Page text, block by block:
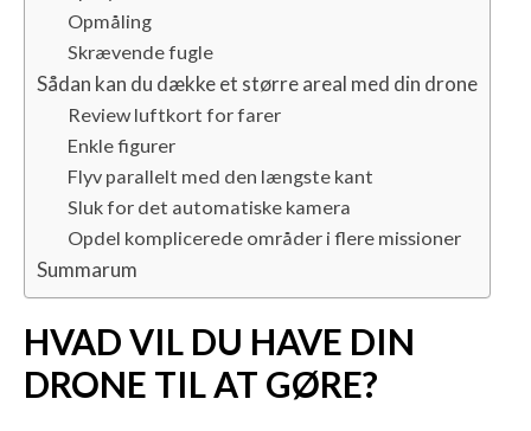
Opmåling
Skrævende fugle
Sådan kan du dække et større areal med din drone
Review luftkort for farer
Enkle figurer
Flyv parallelt med den længste kant
Sluk for det automatiske kamera
Opdel komplicerede områder i flere missioner
Summarum
HVAD VIL DU HAVE DIN
DRONE TIL AT GØRE?